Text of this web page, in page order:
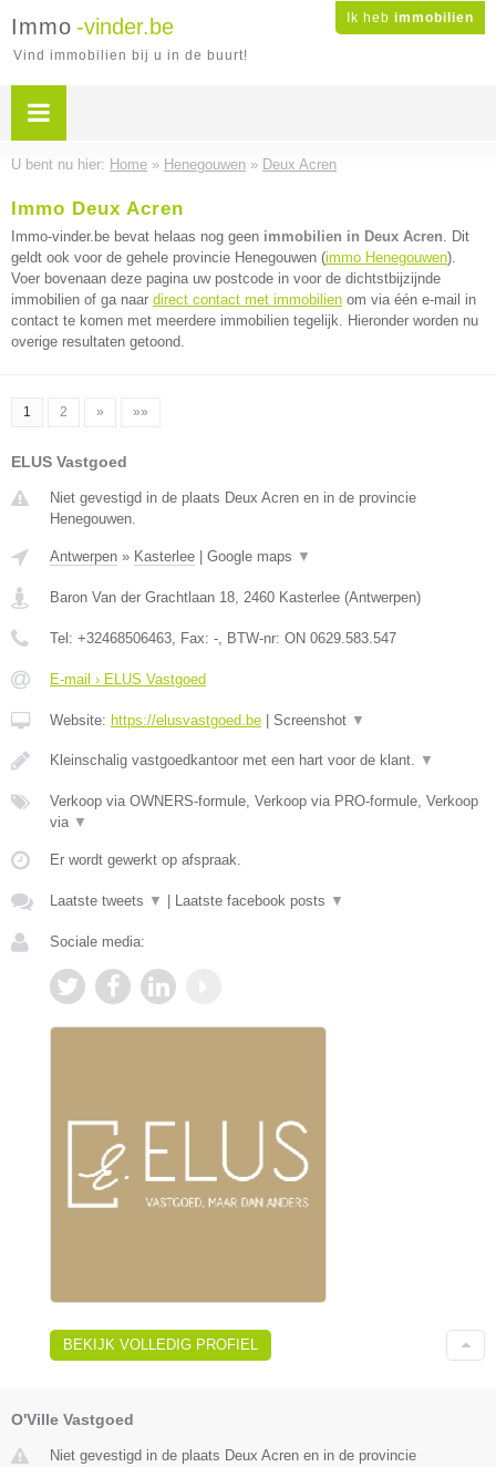
Ik heb immobilien
Immo -vinder.be
Vind immobilien bij u in de buurt!
U bent nu hier: Home » Henegouwen » Deux Acren
Immo Deux Acren
Immo-vinder.be bevat helaas nog geen immobilien in Deux Acren. Dit
geldt ook voor de gehele provincie Henegouwen (immo Henegouwen).
Voer bovenaan deze pagina uw postcode in voor de dichtstbijzijnde
immobilien of ga naar direct contact met immobilien om via één e-mail in
contact te komen met meerdere immobilien tegelijk. Hieronder worden nu
overige resultaten getoond.
1 2 » »»
ELUS Vastgoed
Niet gevestigd in de plaats Deux Acren en in de provincie
Henegouwen.
Antwerpen » Kasterlee Google maps ▼
Baron Van der Grachtlaan 18, 2460 Kasterlee (Antwerpen)
Tel: +32468506463, Fax: -, BTW-nr: ON 0629.583.547
E-mail › ELUS Vastgoed
Website: https://elusvastgoed.be Screenshot ▼
Kleinschalig vastgoedkantoor met een hart voor de klant. ▼
Verkoop via OWNERS-formule, Verkoop via PRO-formule, Verkoop
via ▼
Er wordt gewerkt op afspraak.
Laatste tweets ▼ Laatste facebook posts ▼
Sociale media:
BEKIJK VOLLEDIG PROFIEL
O'Ville Vastgoed
Niet gevestigd in de plaats Deux Acren en in de provincie